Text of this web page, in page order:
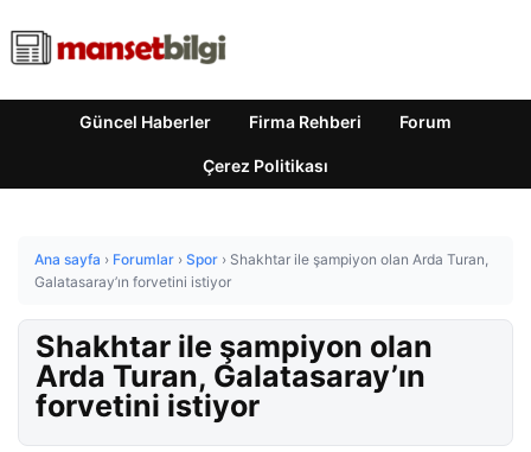
Güncel Haberler Firma Rehberi Forum
Çerez Politikası
Ana sayfa › Forumlar › Spor › Shakhtar ile şampiyon olan Arda Turan,
Galatasaray’ın forvetini istiyor
Shakhtar ile şampiyon olan
Arda Turan, Galatasaray’ın
forvetini istiyor